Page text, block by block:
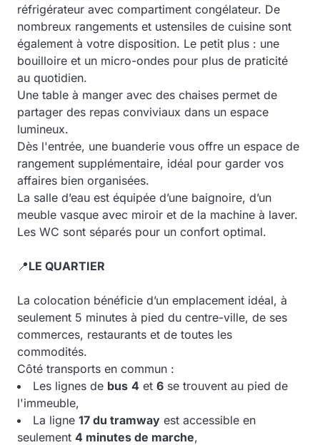
réfrigérateur avec compartiment congélateur. De
nombreux rangements et ustensiles de cuisine sont
également à votre disposition. Le petit plus : une
bouilloire et un micro-ondes pour plus de praticité
au quotidien.
Une table à manger avec des chaises permet de
partager des repas conviviaux dans un espace
lumineux.
Dès l'entrée, une buanderie vous offre un espace de
rangement supplémentaire, idéal pour garder vos
affaires bien organisées.
La salle d’eau est équipée d’une baignoire, d’un
meuble vasque avec miroir et de la machine à laver.
Les WC sont séparés pour un confort optimal.
📍LE QUARTIER
La colocation bénéficie d’un emplacement idéal, à
seulement 5 minutes à pied du centre-ville, de ses
commerces, restaurants et de toutes les
commodités.
Côté transports en commun :
Les lignes de bus 4 et 6 se trouvent au pied de
l'immeuble,
La ligne 17 du tramway est accessible en
seulement 4 minutes de marche,